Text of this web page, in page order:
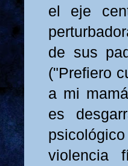
el eje
de sus
("Prefiero
a mi
es
violencia